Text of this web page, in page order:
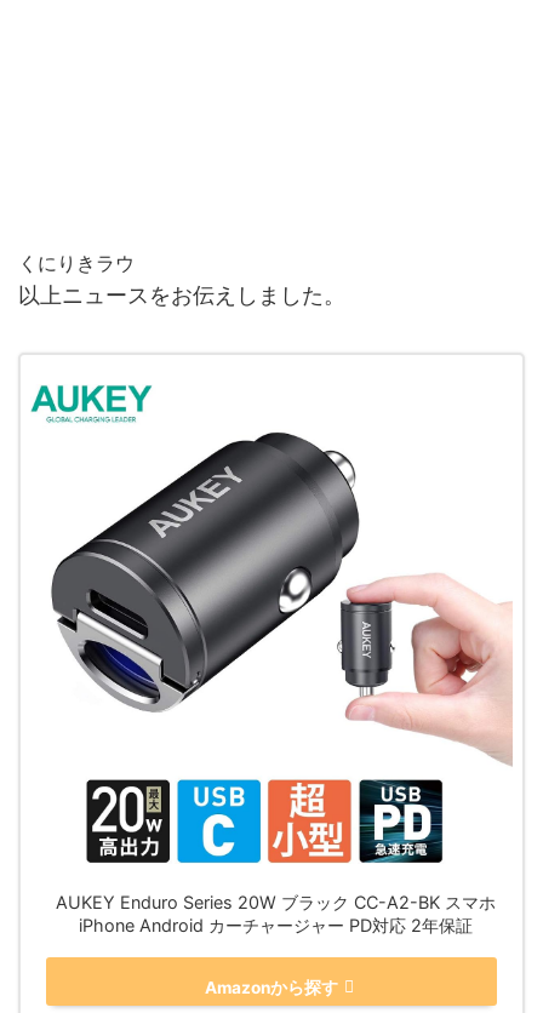
くにりきラウ
以上ニュースをお伝えしました。
AUKEY Enduro Series 20W ブラック CC-A2-BK スマホ
iPhone Android カーチャージャー PD対応 2年保証
Amazonから探す